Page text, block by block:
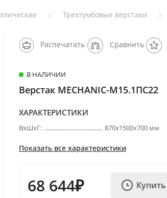
Трехтумбовые верстаки
Распечатать Сравнить
В НАЛИЧИИ
Верстак MECHANIC-М15.1ПС22
ХАРАКТЕРИСТИКИ
ВхШхГ: 870х1500х700 мм
Показать все характеристики
68 644₽